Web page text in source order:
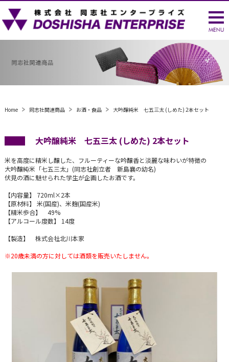
Home 同志社関連商品 お酒・食品 大吟醸純米 七五三太 (しめた) 2本セット
大吟醸純米 七五三太 (しめた) 2本セット
米を高度に精米し醸した、フルーティーな吟醸香と淡麗な味わいが特徴の
大吟醸純米「七五三太」(同志社創立者 新島襄の幼名)
伏見の酒に魅せられた学生が企画したお酒です。
【内容量】 720ml×2本
【原材料】 米(国産)、米麹(国産米)
【精米歩合】 49%
【アルコール度数】 14度
【製造】 株式会社北川本家
※20歳未満の方に対しては酒類を販売いたしません。